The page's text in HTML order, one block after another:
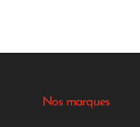
Nos marques